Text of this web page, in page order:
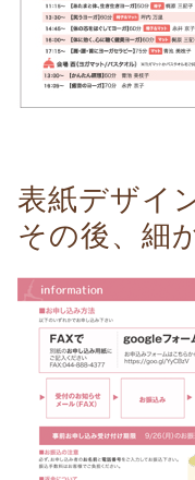
表紙デザイ
その後、細